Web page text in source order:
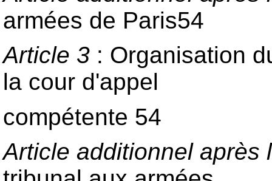
armées de Paris54
Article 3 : Organisation
la cour d'appel
compétente 54
Article additionnel après